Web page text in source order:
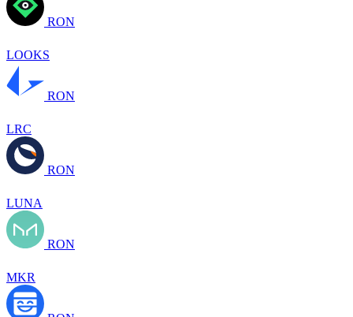
RON
LOOKS
RON
LRC
RON
LUNA
RON
MKR